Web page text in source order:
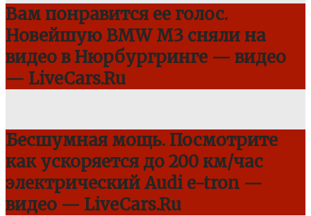
Вам понравится ее голос.
Новейшую BMW M3 сняли на
видео в Нюрбургринге — видео
— LiveCars.Ru
Бесшумная мощь. Посмотрите
как ускоряется до 200 км/час
электрический Audi e-tron —
видео — LiveCars.Ru